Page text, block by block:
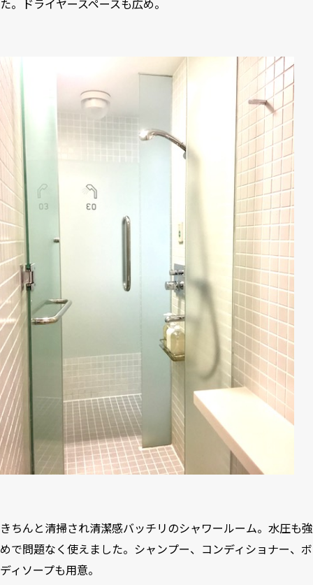
た。ドライヤースペースも広め。
きちんと清掃され清潔感バッチリのシャワールーム。水圧も強
めで問題なく使えました。シャンプー、コンディショナー、ボ
ディソープも用意。